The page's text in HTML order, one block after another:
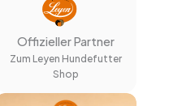
Offizieller Partner
Zum Leyen Hundefutter
Shop